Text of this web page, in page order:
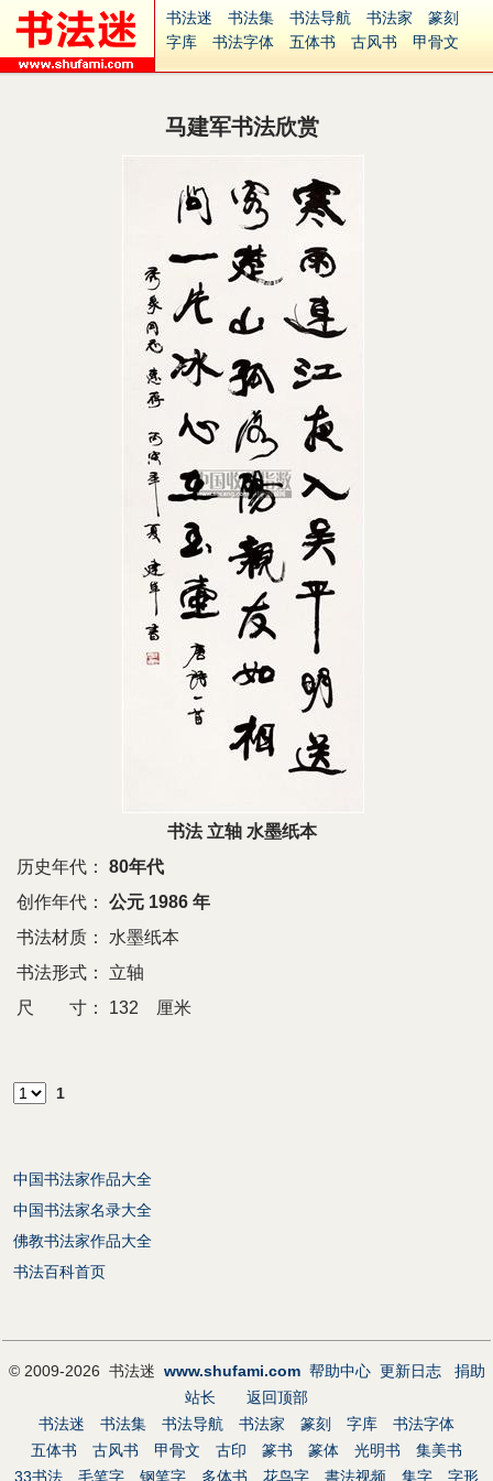
书法迷 书法集 书法导航 书法家
篆刻
字库
书法字体 五体书 古风书
甲骨文
集字
字形 大字 篆刻之家
古籍
中医 象棋 游戏
字体下载
免费字体 中文字体
Ai矢量
P图宝 南无阿弥陀佛
捐赠
马建军书法欣赏
书法 立轴 水墨纸本
历史年代：
80年代
创作年代：
公元 1986 年
书法材质：
水墨纸本
书法形式：
立轴
尺 寸：
132 厘米
1
中国书法家作品大全
中国书法家名录大全
佛教书法家作品大全
书法百科首页
© 2009-2026 书法迷 www.shufami.com 帮助中心 更新日志
捐助
站长
返回顶部
书法迷
书法集 书法导航 书法家 篆刻 字库
书法字体
五体书
古风书 甲骨文 古印 篆书 篆体 光明书
集美书
33书法
毛笔字 钢笔字 多体书 花鸟字 書法视频 集字 字形